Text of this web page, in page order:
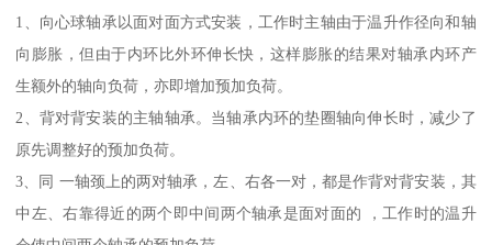
1、向心球轴承以面对面方式安装，工作时主轴由于温升作径向和轴
向膨胀，但由于内环比外环伸长快，这样膨胀的结果对轴承内环产
生额外的轴向负荷，亦即增加预加负荷。
2、背对背安装的主轴轴承。当轴承内环的垫圈轴向伸长时，减少了
原先调整好的预加负荷。
3、同 一轴颈上的两对轴承，左、右各一对，都是作背对背安装，其
中左、右靠得近的两个即中间两个轴承是面对面的 ，工作时的温升